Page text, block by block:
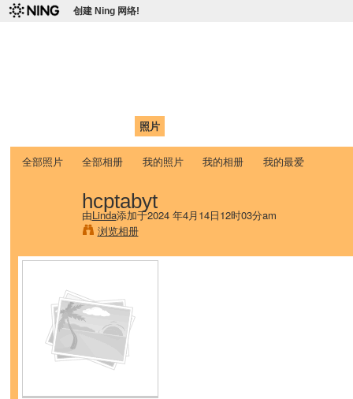
创建 Ning 网络!
照片
全部照片 全部相册 我的照片 我的相册 我的最爱
hcptabyt
由Linda添加于2024 年4月14日12时03分am
浏览相册